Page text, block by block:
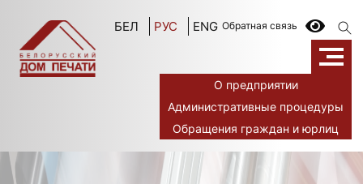
БЕЛ РУС ENG Обратная связь
О предприятии
Административные процедуры
Обращения граждан и юрлиц